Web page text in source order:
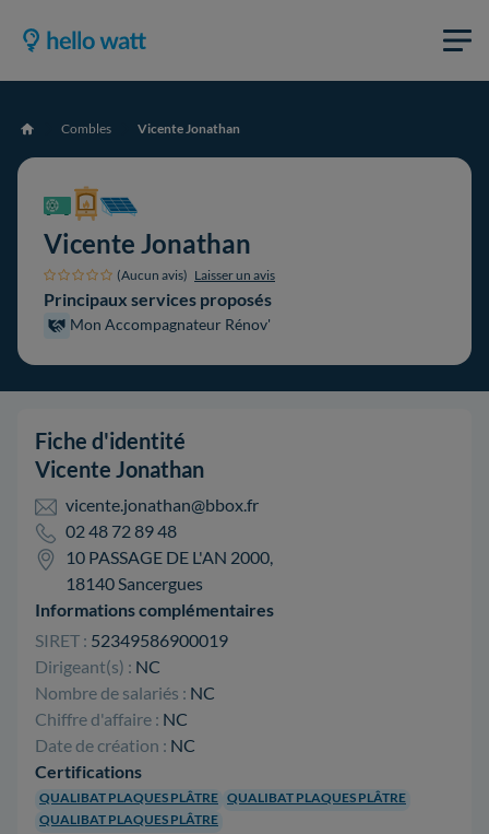
Accueil Combles Vicente Jonathan
Vicente Jonathan
(Aucun avis) Laisser un avis
Principaux services proposés
Mon Accompagnateur Rénov'
Fiche d'identité
Vicente Jonathan
vicente.jonathan@bbox.fr
02 48 72 89 48
10 PASSAGE DE L'AN 2000,
18140 Sancergues
Informations complémentaires
SIRET : 52349586900019
Dirigeant(s) : NC
Nombre de salariés : NC
Chiffre d'affaire : NC
Date de création : NC
Certifications
QUALIBAT PLAQUES PLÂTRE QUALIBAT PLAQUES PLÂTRE
QUALIBAT PLAQUES PLÂTRE